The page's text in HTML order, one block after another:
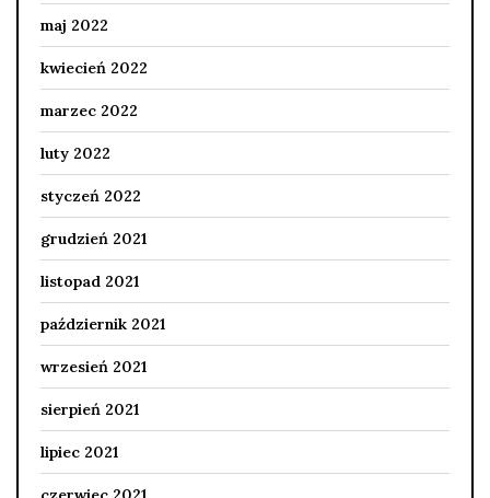
maj 2022
kwiecień 2022
marzec 2022
luty 2022
styczeń 2022
grudzień 2021
listopad 2021
październik 2021
wrzesień 2021
sierpień 2021
lipiec 2021